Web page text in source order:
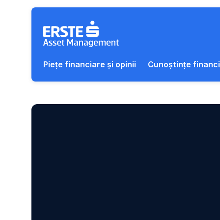
Salt navigare
Piețe financiare și opinii Cunoștințe